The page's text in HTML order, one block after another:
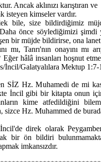
Ancak aklınızı karıştıran ve
isteyen kimseler vardır.
bile, size bildirdiğimiz
önce söylediğimizi
bir müjde bildirirse, ona
mı, Tanrı'nın onayını mı
Eğer hâlâ insanları hoşnut
İncil/Galatyalılara Mektup 1:7-
SİZ Hz. Muhamedi de mi
İncil gibi bir kitapta onun
kime atfedildiğini
sizce Hz. Muhammed de
direk olarak
bir ön bildiri
imkansızdır.